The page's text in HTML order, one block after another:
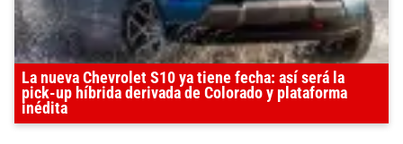
La nueva Chevrolet S10 ya tiene fecha: así será la
pick-up híbrida derivada de Colorado y plataforma
inédita